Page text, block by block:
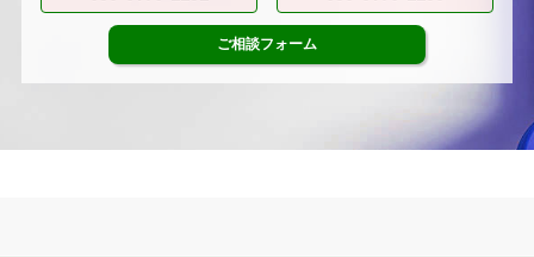
ご相談フォーム